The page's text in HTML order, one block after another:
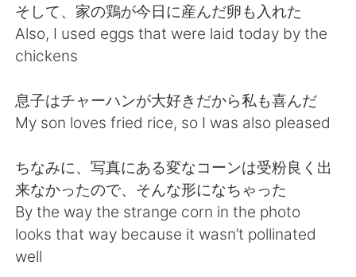
Deutsch 日本語
ไทย Indonesia
Português
そして、家の鶏が今日に産んだ卵も入れた
Also, I used eggs that were laid today by the
chickens
息子はチャーハンが大好きだから私も喜んだ
My son loves fried rice, so I was also pleased
ちなみに、写真にある変なコーンは受粉良く出
来なかったので、そんな形になちゃった
By the way the strange corn in the photo
looks that way because it wasn’t pollinated
well